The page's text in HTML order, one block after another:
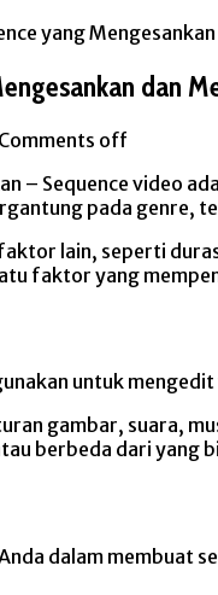
yang
dan
Comments off
– Sequence video
pada genre,
lain, seperti
faktor yang
untuk
gambar, suara,
berbeda dari yang
dalam membuat